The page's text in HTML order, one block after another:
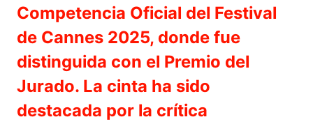
Competencia Oficial del Festival
de Cannes 2025, donde fue
distinguida con el Premio del
Jurado. La cinta ha sido
destacada por la crítica